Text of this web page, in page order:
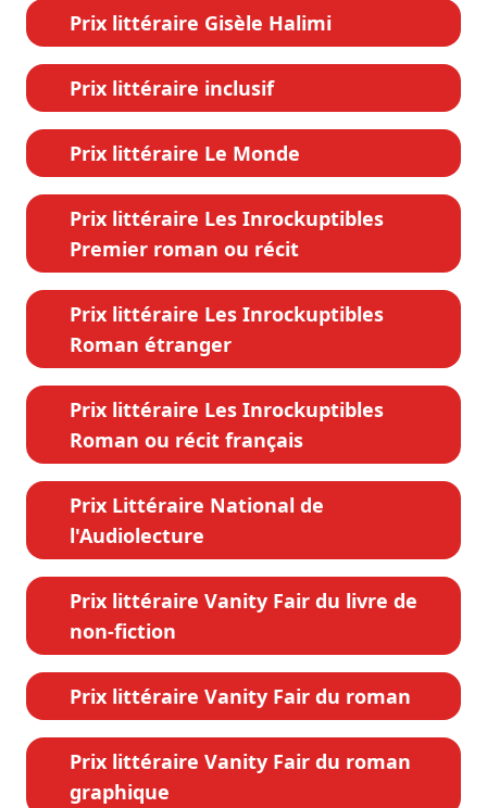
Prix littéraire Gisèle Halimi
Prix littéraire inclusif
Prix littéraire Le Monde
Prix littéraire Les Inrockuptibles
Premier roman ou récit
Prix littéraire Les Inrockuptibles
Roman étranger
Prix littéraire Les Inrockuptibles
Roman ou récit français
Prix Littéraire National de
l'Audiolecture
Prix littéraire Vanity Fair du livre de
non-fiction
Prix littéraire Vanity Fair du roman
Prix littéraire Vanity Fair du roman
graphique